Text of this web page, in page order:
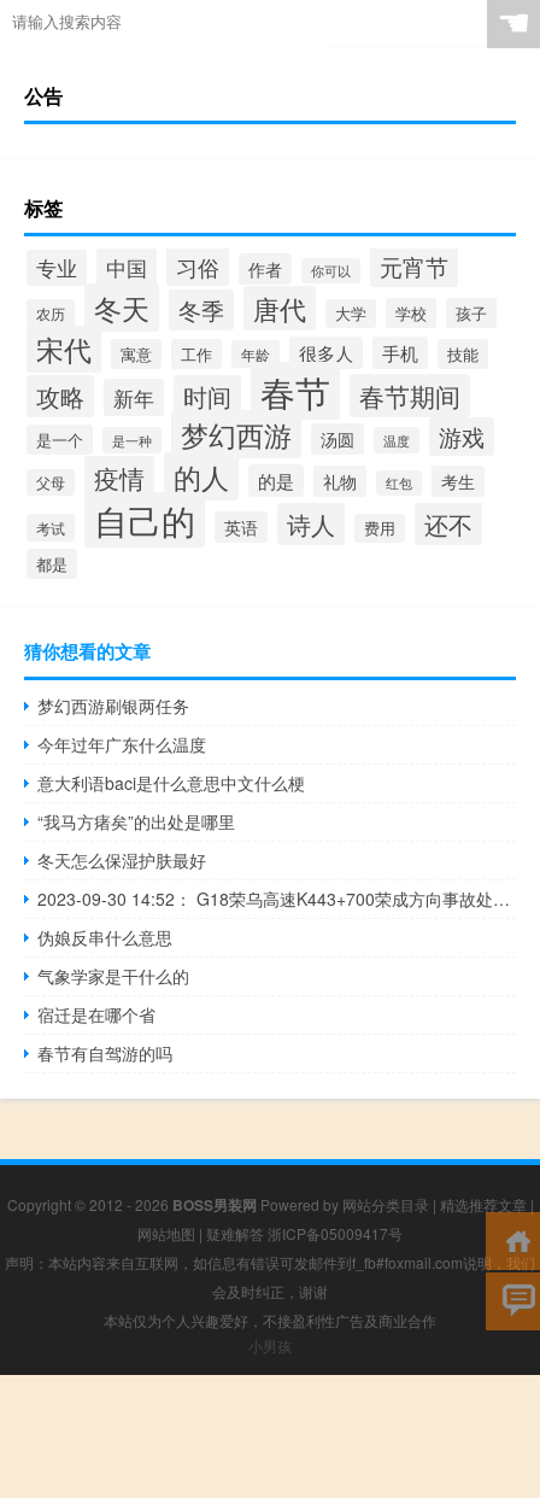
☚
公告
标签
专业 中国 习俗 作者 你可以 元宵节
农历 冬天 冬季 唐代 大学 学校 孩子
宋代 寓意 工作 年龄 很多人 手机 技能
攻略 新年 时间 春节 春节期间
是一个 是一种 梦幻西游 汤圆 温度 游戏
父母 疫情 的人 的是 礼物 红包 考生
考试 自己的 英语 诗人 费用 还不
都是
猜你想看的文章
梦幻西游刷银两任务
今年过年广东什么温度
意大利语baci是什么意思中文什么梗
“我马方瘏矣”的出处是哪里
冬天怎么保湿护肤最好
2023-09-30 14:52： G18荣乌高速K443+700荣成方向事故处理完毕，道路恢复畅通。 ​​​
伪娘反串什么意思
气象学家是干什么的
宿迁是在哪个省
春节有自驾游的吗
Copyright © 2012 - 2026 BOSS男装网 Powered by 网站分类目录 | 精选推荐文章 |
网站地图 | 疑难解答 浙ICP备05009417号
声明：本站内容来自互联网，如信息有错误可发邮件到f_fb#foxmail.com说明，我们
会及时纠正，谢谢
本站仅为个人兴趣爱好，不接盈利性广告及商业合作
小男孩